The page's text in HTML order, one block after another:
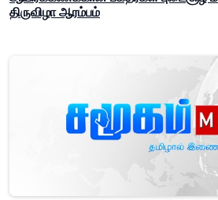
திருவிழா ஆரம்பம்